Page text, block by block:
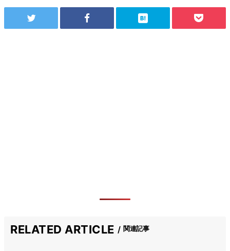
RELATED ARTICLE 関連記事